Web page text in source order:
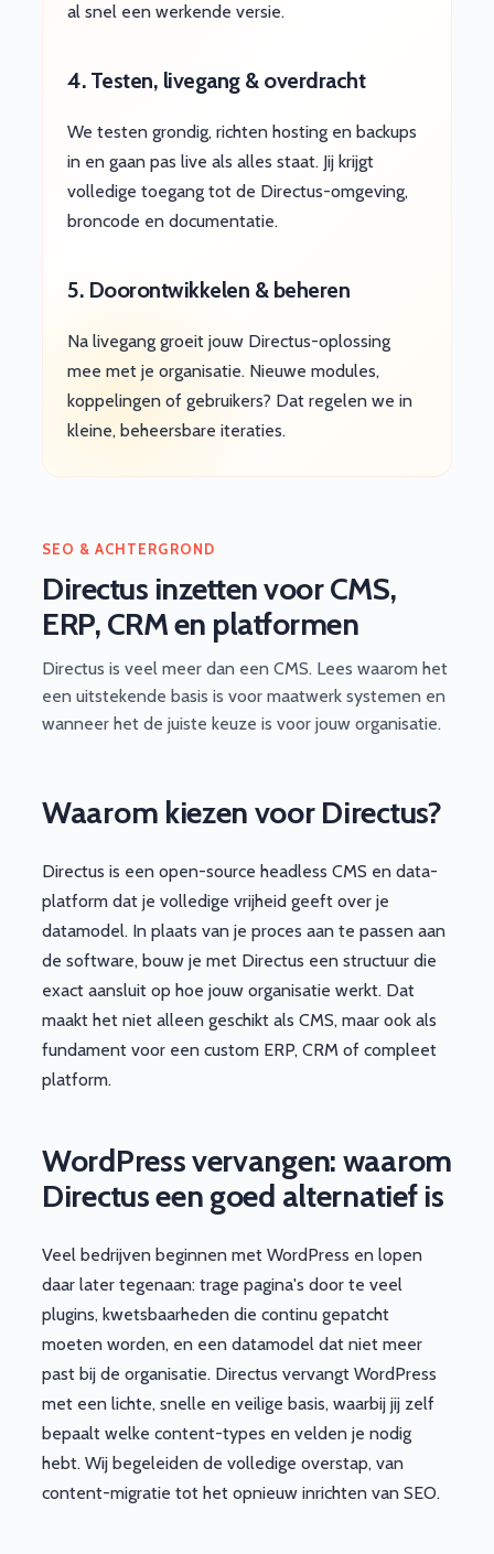
al snel een werkende versie.
4. Testen, livegang & overdracht
We testen grondig, richten hosting en backups
in en gaan pas live als alles staat. Jij krijgt
volledige toegang tot de Directus-omgeving,
broncode en documentatie.
5. Doorontwikkelen & beheren
Na livegang groeit jouw Directus-oplossing
mee met je organisatie. Nieuwe modules,
koppelingen of gebruikers? Dat regelen we in
kleine, beheersbare iteraties.
SEO & ACHTERGROND
Directus inzetten voor CMS,
ERP, CRM en platformen
Directus is veel meer dan een CMS. Lees waarom het
een uitstekende basis is voor maatwerk systemen en
wanneer het de juiste keuze is voor jouw organisatie.
Waarom kiezen voor Directus?
Directus is een open-source headless CMS en data-
platform dat je volledige vrijheid geeft over je
datamodel. In plaats van je proces aan te passen aan
de software, bouw je met Directus een structuur die
exact aansluit op hoe jouw organisatie werkt. Dat
maakt het niet alleen geschikt als CMS, maar ook als
fundament voor een custom ERP, CRM of compleet
platform.
WordPress vervangen: waarom
Directus een goed alternatief is
Veel bedrijven beginnen met WordPress en lopen
daar later tegenaan: trage pagina's door te veel
plugins, kwetsbaarheden die continu gepatcht
moeten worden, en een datamodel dat niet meer
past bij de organisatie. Directus vervangt WordPress
met een lichte, snelle en veilige basis, waarbij jij zelf
bepaalt welke content-types en velden je nodig
hebt. Wij begeleiden de volledige overstap, van
content-migratie tot het opnieuw inrichten van SEO.